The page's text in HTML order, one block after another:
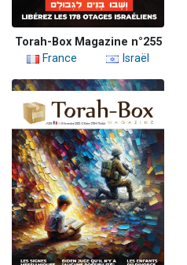
Torah-Box Magazine n°255
France
Israël